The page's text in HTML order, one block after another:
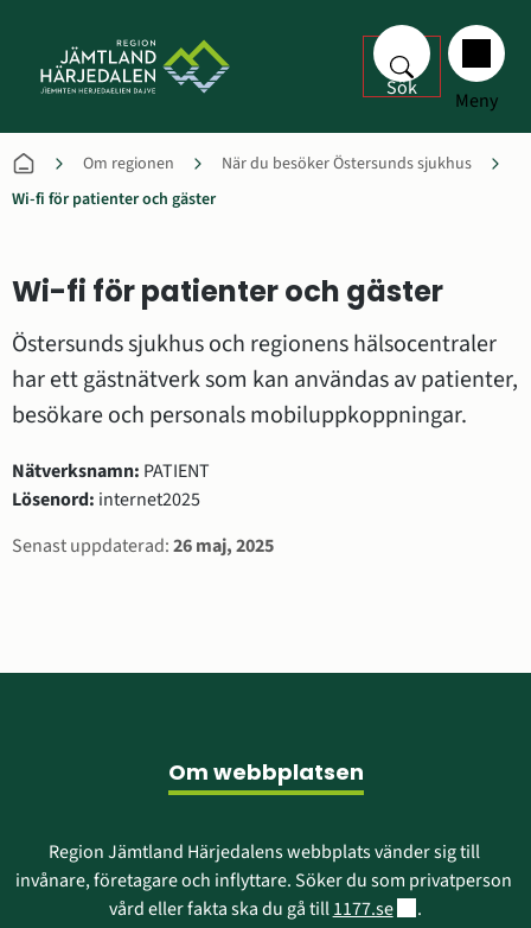
Sök Meny
Om regionen
När du besöker Östersunds sjukhus
Wi-fi för patienter och gäster
Wi-fi för patienter och gäster
Östersunds sjukhus och regionens hälsocentraler
har ett gästnätverk som kan användas av patienter,
besökare och personals mobiluppkoppningar.
Nätverksnamn: PATIENT
Lösenord: internet2025
Sidinformation
Senast uppdaterad:26 maj, 2025
Om webbplatsen
Region Jämtland Härjedalens webbplats vänder sig till
invånare, företagare och inflyttare. Söker du som privatperson
vård eller fakta ska du gå till 1177.seLänk till annan
.